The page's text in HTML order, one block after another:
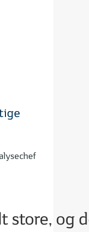
store, og